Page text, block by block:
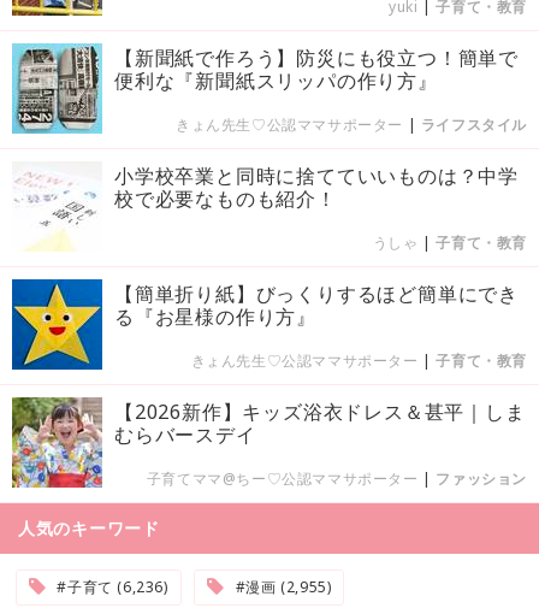
yuki |子育て・教育
【新聞紙で作ろう】防災にも役立つ！簡単で
便利な『新聞紙スリッパの作り方』
きょん先生♡公認ママサポーター | ライフスタイル
小学校卒業と同時に捨てていいものは？中学
校で必要なものも紹介！
うしゃ |子育て・教育
【簡単折り紙】びっくりするほど簡単にでき
る『お星様の作り方』
きょん先生♡公認ママサポーター |子育て・教育
【2026新作】キッズ浴衣ドレス＆甚平｜しま
むらバースデイ
子育てママ@ちー♡公認ママサポーター | ファッション
人気のキーワード
#子育て (6,236) #漫画 (2,955)